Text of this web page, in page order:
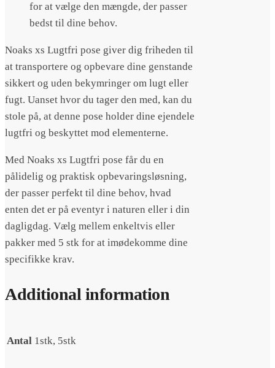
for at vælge den mængde, der passer
bedst til dine behov.
Noaks xs Lugtfri pose giver dig friheden til
at transportere og opbevare dine genstande
sikkert og uden bekymringer om lugt eller
fugt. Uanset hvor du tager den med, kan du
stole på, at denne pose holder dine ejendele
lugtfri og beskyttet mod elementerne.
Med Noaks xs Lugtfri pose får du en
pålidelig og praktisk opbevaringsløsning,
der passer perfekt til dine behov, hvad
enten det er på eventyr i naturen eller i din
dagligdag. Vælg mellem enkeltvis eller
pakker med 5 stk for at imødekomme dine
specifikke krav.
Additional information
Antal 1stk, 5stk